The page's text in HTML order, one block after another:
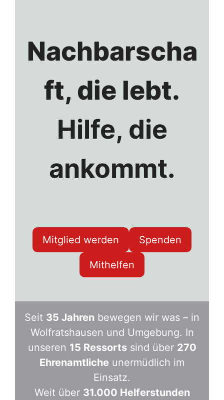
Nachbarscha
ft, die lebt.
Hilfe, die
ankommt.
Mitglied werden Spenden
Mithelfen
Seit 35 Jahren bewegen wir was – in
Wolfratshausen und Umgebung. In
unseren 15 Ressortssind über 270
Ehrenamtliche unermüdlich im
Einsatz.
Weit über 31.000 Helferstunden